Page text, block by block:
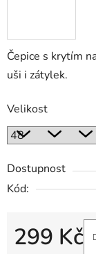
Čepice s krytím
uši i zátylek.
Velikost
Dostupnost
Kód:
299 Kč